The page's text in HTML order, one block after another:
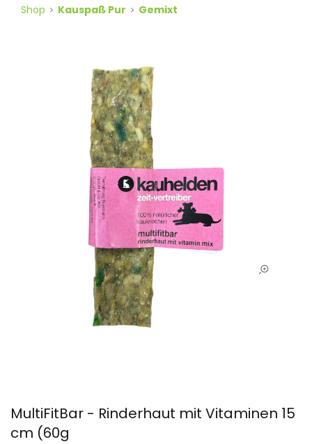
Shop Kauspaß Pur Gemixt
MultiFitBar - Rinderhaut mit Vitaminen 15
cm (60g